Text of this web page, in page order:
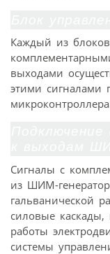
Каждый из
выходами
этими сигналами
Сигналы с
из ШИМ-
гальванической
силовые
работы
системы